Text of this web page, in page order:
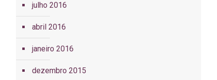
julho 2016
abril 2016
janeiro 2016
dezembro 2015